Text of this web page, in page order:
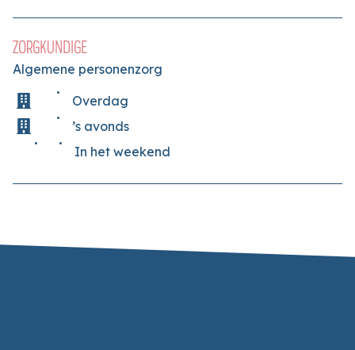
ZORGKUNDIGE
Algemene personenzorg
Overdag
’s avonds
In het weekend